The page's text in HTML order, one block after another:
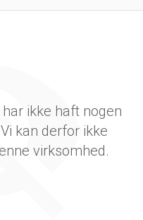
ikke haft nogen
kan derfor ikke
virksomhed.